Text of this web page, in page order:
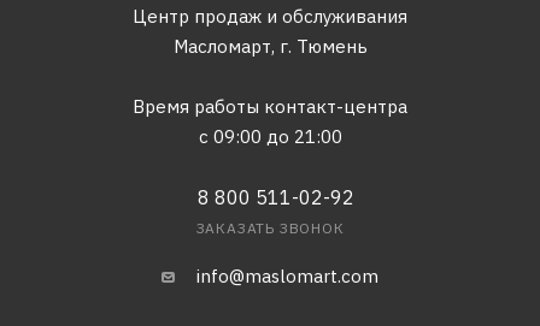
Центр продаж и обслуживания
Масломарт, г. Тюмень
Время работы контакт-центра
с 09:00 до 21:00
8 800 511-02-92
ЗАКАЗАТЬ ЗВОНОК
info@maslomart.com